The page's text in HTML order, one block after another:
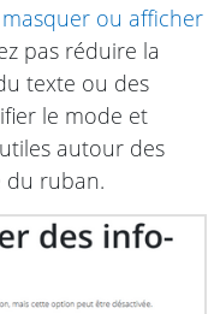
masquer ou afficher
pas réduire la
texte ou des
le mode et
autour des
du ruban.